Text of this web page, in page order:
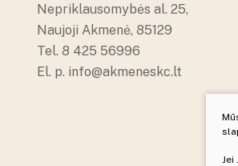
Nepriklausomybės al. 25,
Naujoji Akmenė, 85129
Tel. 8 425 56996
El. p. info@akmeneskc.lt
Jei